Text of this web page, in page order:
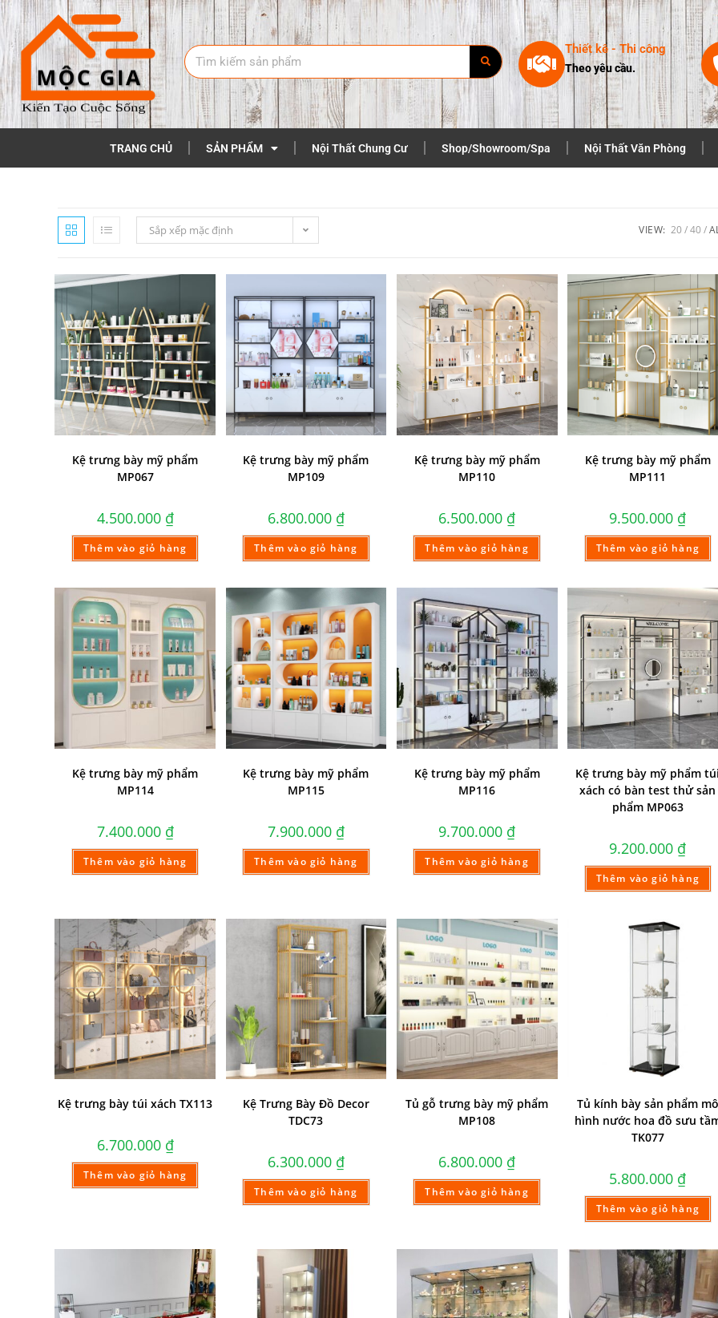
Thiết kê - Thi công
Theo yêu cầu.
TRANG CHỦ SẢN PHẨM Nội Thất Chung Cư Shop/Showroom/Spa Nội Thất Văn Phòng
Sắp xếp mặc định VIEW: 20 40
Kệ trưng bày mỹ phẩm
MP067
4.500.000 ₫
Thêm vào giỏ hàng
Kệ trưng bày mỹ phẩm
MP109
6.800.000 ₫
Thêm vào giỏ hàng
Kệ trưng bày mỹ phẩm
MP110
6.500.000 ₫
Thêm vào giỏ hàng
Kệ trưng bày mỹ phẩm
MP111
9.500.000 ₫
Thêm vào giỏ hàng
Kệ trưng bày mỹ phẩm
MP114
7.400.000 ₫
Thêm vào giỏ hàng
Kệ trưng bày mỹ phẩm
MP115
7.900.000 ₫
Thêm vào giỏ hàng
Kệ trưng bày mỹ phẩm
MP116
9.700.000 ₫
Thêm vào giỏ hàng
Kệ trưng bày mỹ phẩm
xách có bàn test thử sản
phẩm MP063
9.200.000 ₫
Thêm vào giỏ hàng
Kệ trưng bày túi xách TX113
6.700.000 ₫
Thêm vào giỏ hàng
Kệ Trưng Bày Đồ Decor
TDC73
6.300.000 ₫
Thêm vào giỏ hàng
Tủ gỗ trưng bày mỹ phẩm
MP108
6.800.000 ₫
Thêm vào giỏ hàng
Tủ kính bày sản phẩm mô
hình nước hoa đồ sưu
TK077
5.800.000 ₫
Thêm vào giỏ hàng